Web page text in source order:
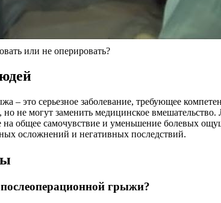
или не оперировать?
– это серьезное заболевание, требующее
но не могут заменить медицинское
общее самочувствие и уменьшение болевых
осложнений и негативных последствий.
грыжи?